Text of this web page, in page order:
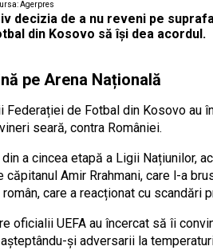
Agerpres
decizia de a nu reveni pe
din Kosovo să își dea acordul.
pe Arena Națională
de Fotbal din Kosovo au
seară, contra României.
a cincea etapă a Ligii Națiunilor,
Amir Rrahmani, care l-a
care a reacționat cu scandări
oficialii UEFA au încercat să îi
și adversarii la